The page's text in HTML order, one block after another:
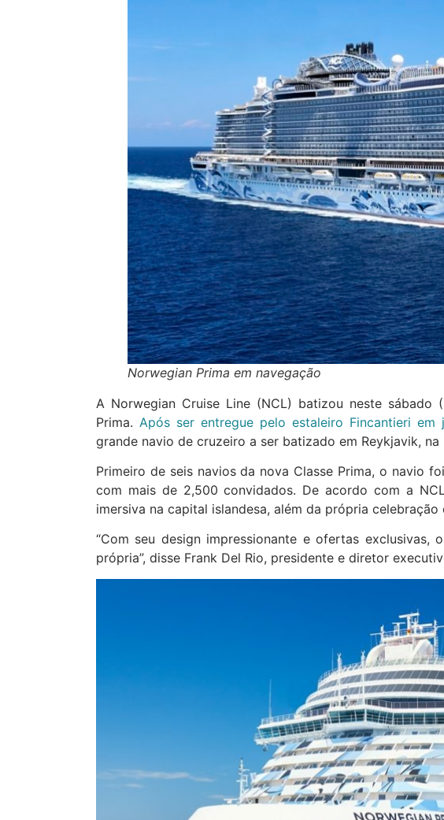
Norwegian Prima em navegação
A Norwegian Cruise Line (NCL) batizou neste
Prima. Após ser entregue pelo estaleiro Fincantieri em
grande navio de cruzeiro a ser batizado em Reykjavik, na
Primeiro de seis navios da nova Classe Prima, o navio
com mais de 2,500 convidados. De acordo com a
imersiva na capital islandesa, além da própria celebração
“Com seu design impressionante e ofertas exclusivas,
própria”, disse Frank Del Rio, presidente e diretor